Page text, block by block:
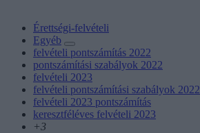
Érettségi-felvételi
Egyéb
felvételi pontszámítás 2022
pontszámítási szabályok 2022
felvételi 2023
felvételi pontszámítási szabályok 2022
felvételi 2023 pontszámítás
keresztféléves felvételi 2023
+3